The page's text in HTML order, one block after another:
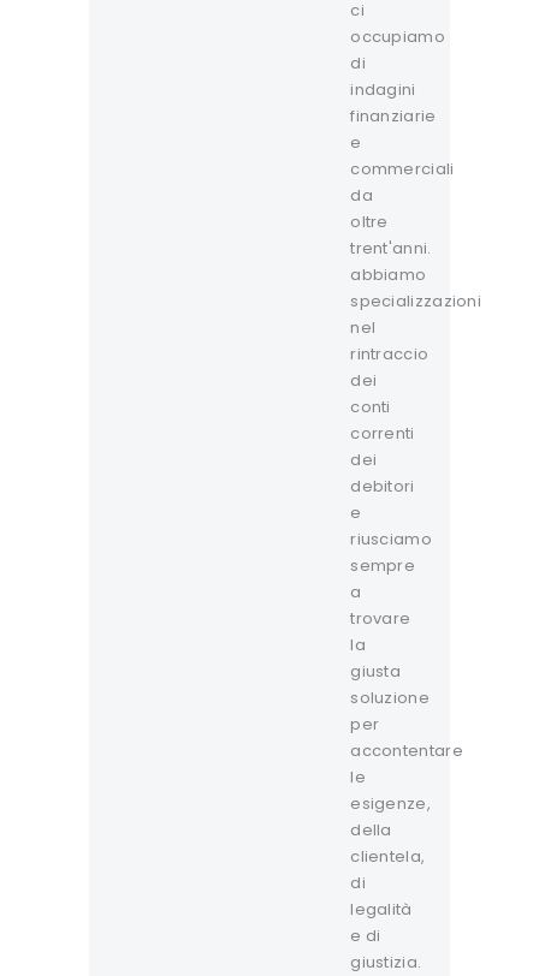
ci
occupiamo
di
indagini
finanziarie
e
commerciali
da
oltre
trent'anni.
abbiamo
specializzazioni
nel
rintraccio
dei
conti
correnti
dei
debitori
e
riusciamo
sempre
a
trovare
la
giusta
soluzione
per
accontentare
le
esigenze,
della
clientela,
di
legalità
e di
giustizia.